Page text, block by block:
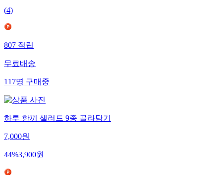
(4)
807적립
무료배송
117명구매중
하루 한끼 샐러드 9종 골라담기
7,000원
44%3,900원